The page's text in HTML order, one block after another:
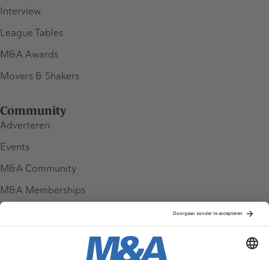
Interview
League Tables
M&A Awards
Movers & Shakers
Community
Adverteren
Events
M&A Community
M&A Memberships